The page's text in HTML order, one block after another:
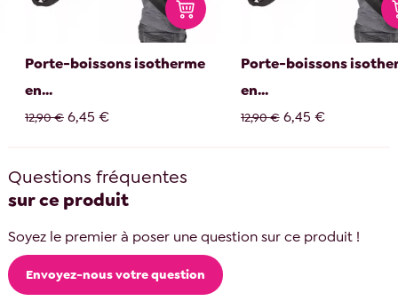
Porte-boissons isotherme
en...
12,90 € 6,45 €
Porte-boissons
en...
12,90 € 6,45 €
Questions fréquentes
sur ce produit
Soyez le premier à poser une question sur ce produit !
Envoyez-nous votre question